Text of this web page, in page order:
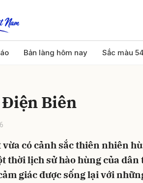
Bản làng hôm nay Sắc màu 54
Biên
có cảnh sắc thiên nhiên
thời lịch sử hào hùng của dân
giác được sống lại với
Gửi bình luận